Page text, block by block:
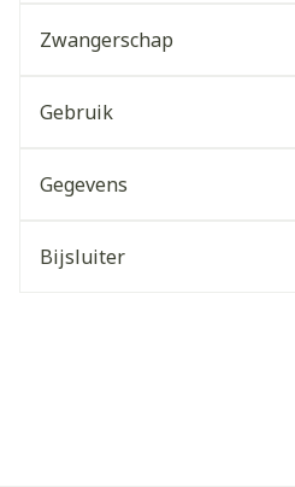
Zwangerschap
Gebruik
Gegevens
Bijsluiter